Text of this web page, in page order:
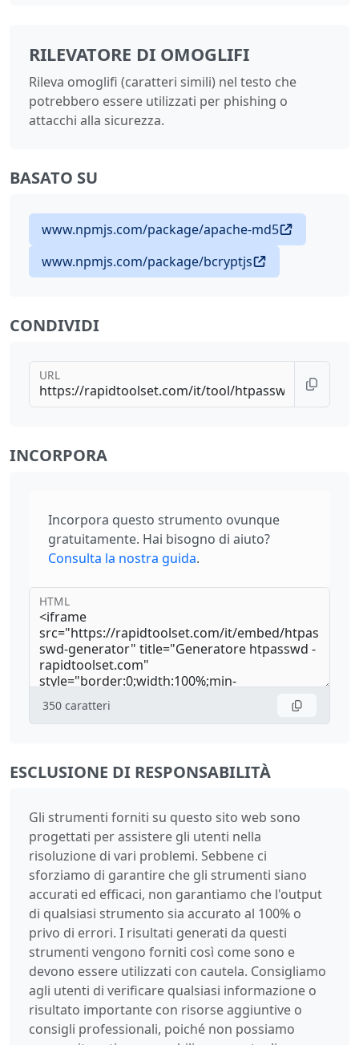
RILEVATORE DI OMOGLIFI
Rileva omoglifi (caratteri simili) nel testo che
potrebbero essere utilizzati per phishing o
attacchi alla sicurezza.
BASATO SU
www.npmjs.com/package/apache-md5
www.npmjs.com/package/bcryptjs
CONDIVIDI
URL
INCORPORA
Incorpora questo strumento ovunque
gratuitamente. Hai bisogno di aiuto?
Consulta la nostra guida.
HTML
350 caratteri
ESCLUSIONE DI RESPONSABILITÀ
Gli strumenti forniti su questo sito web sono
progettati per assistere gli utenti nella
risoluzione di vari problemi. Sebbene ci
sforziamo di garantire che gli strumenti siano
accurati ed efficaci, non garantiamo che l'output
di qualsiasi strumento sia accurato al 100% o
privo di errori. I risultati generati da questi
strumenti vengono forniti così come sono e
devono essere utilizzati con cautela. Consigliamo
agli utenti di verificare qualsiasi informazione o
risultato importante con risorse aggiuntive o
consigli professionali, poiché non possiamo